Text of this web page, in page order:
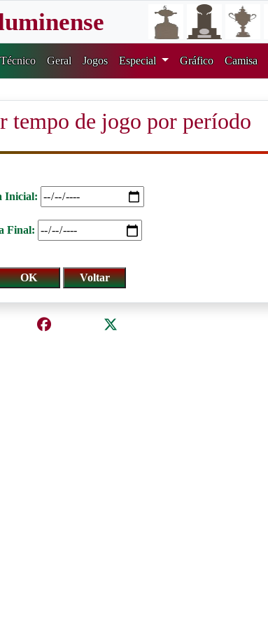
Técnico Geral Jogos Especial Gráfico Camisa
tempo de jogo por período
Inicial:
Final: